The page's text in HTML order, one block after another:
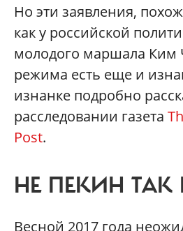
Но эти заявления,
как у российской
молодого маршала Ким
режима есть еще и
изнанке подробно
расследовании газета
Post.
НЕ ПЕКИН
Весной 2017 года